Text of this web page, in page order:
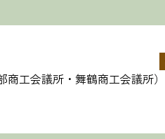
商工会議所・舞鶴商工会議所